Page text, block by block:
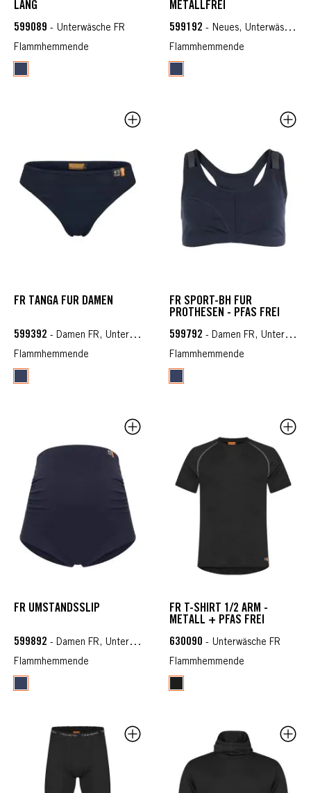
LANG
599089 - Unterwäsche FR
Flammhemmende
METALLFREI
599192 - Neues, Unterwäsche FR
Flammhemmende
FR TANGA FÜR DAMEN
599392 - Damen FR, Unterwäsche FR
Flammhemmende
FR SPORT-BH FÜR
PROTHESEN - PFAS FREI
599792 - Damen FR, Unterwäsche FR
Flammhemmende
FR UMSTANDSSLIP
599892 - Damen FR, Unterwäsche FR
Flammhemmende
FR T-SHIRT 1/2 ARM -
METALL + PFAS FREI
630090 - Unterwäsche FR
Flammhemmende